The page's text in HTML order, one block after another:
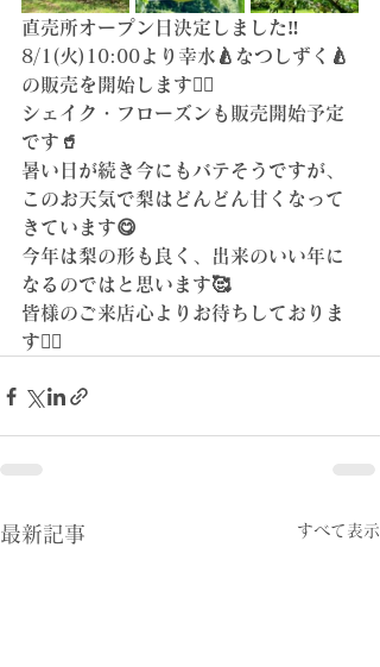
直売所オープン日決定しました‼️
8/1(火)10:00より幸水🍐なつしずく🍐
の販売を開始します💁‍♀️
シェイク・フローズンも販売開始予定
です🥤
暑い日が続き今にもバテそうですが、
このお天気で梨はどんどん甘くなって
きています😋
今年は梨の形も良く、出来のいい年に
なるのではと思います🥰
皆様のご来店心よりお待ちしておりま
す🙇‍♀️
最新記事 すべて表示